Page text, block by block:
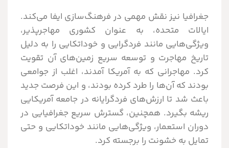
جغرافیا نیز نقش مهمی در فرهنگ‌سازی ایفا می‌کند.
ایالات متحده، به عنوان کشوری مهاجرپذیر،
ویژگی‌هایی مانند فردگرایی و خوداتکایی را به دلیل
تاریخ مهاجرت و توسعه سریع زمین‌های آن تقویت
کرد. مهاجرانی که به آمریکا آمدند، اغلب از جوامعی
بودند که آن‌ها را طرد کرده بودند، و این فرصت جدید
باعث شد تا ارزش‌های فردگرایانه در جامعه آمریکایی
ریشه بگیرد. همچنین، گسترش سریع جغرافیایی در
دوران استعمار، ویژگی‌هایی مانند خوداتکایی و حتی
تمایل به خشونت را برجسته کرد.